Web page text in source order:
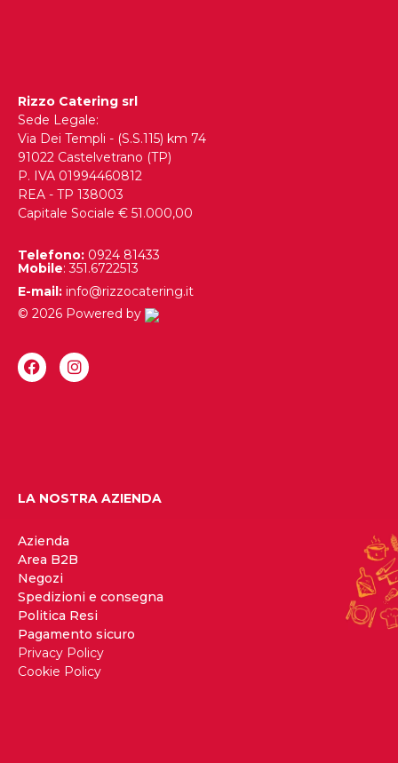
Rizzo Catering srl
Sede Legale:
Via Dei Templi - (S.S.115) km 74
91022 Castelvetrano (TP)
P. IVA 01994460812
REA - TP 138003
Capitale Sociale € 51.000,00
Telefono: 0924 81433
Mobile: 351.6722513
E-mail: info@rizzocatering.it
© 2026 Powered by
LA NOSTRA AZIENDA
Azienda
Area B2B
Negozi
Spedizioni e consegna
Politica Resi
Pagamento sicuro
Privacy Policy
Cookie Policy